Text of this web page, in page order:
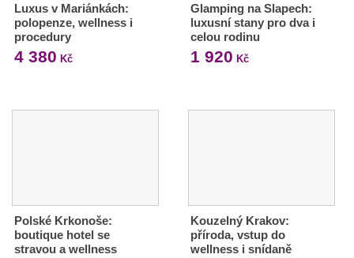
Luxus v Mariánkách:
polopenze, wellness i
procedury
4 380 Kč
Glamping na Slapech:
luxusní stany pro dva i
celou rodinu
1 920 Kč
Polské Krkonoše:
boutique hotel se
stravou a wellness
Kouzelný Krakov:
příroda, vstup do
wellness i snídaně